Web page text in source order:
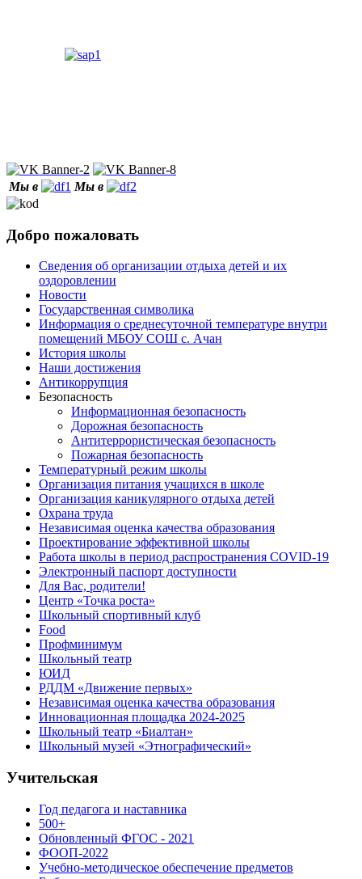
Мы в Мы в
Добро пожаловать
Сведения об организации отдыха детей и их
оздоровлении
Новости
Государственная символика
Информация о среднесуточной температуре внутри
помещений МБОУ СОШ с. Ачан
История школы
Наши достижения
Антикоррупция
Безопасность
Информационная безопасность
Дорожная безопасность
Антитеррористическая безопасность
Пожарная безопасность
Температурный режим школы
Организация питания учащихся в школе
Организация каникулярного отдыха детей
Охрана труда
Независимая оценка качества образования
Проектирование эффективной школы
Работа школы в период распространения COVID-19
Электронный паспорт доступности
Для Вас, родители!
Центр «Точка роста»
Школьный спортивный клуб
Food
Профминимум
Школьный театр
ЮИД
РДДМ «Движение первых»
Независимая оценка качества образования
Инновационная площадка 2024-2025
Школьный театр «Биалтан»
Школьный музей «Этнографический»
Учительская
Год педагога и наставника
500+
Обновленный ФГОС - 2021
ФООП-2022
Учебно-методическое обеспечение предметов